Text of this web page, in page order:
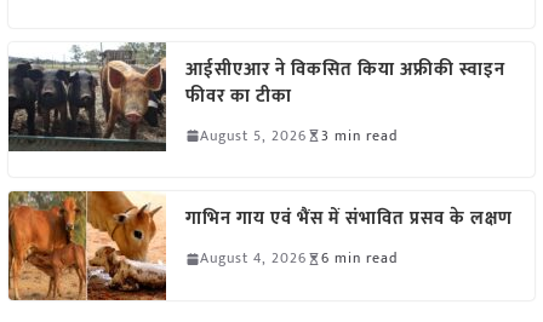
आईसीएआर ने विकसित किया अफ्रीकी स्वाइन
फीवर का टीका
August 5, 2026 3 min read
गाभिन गाय एवं भैंस में संभावित प्रसव के लक्षण
August 4, 2026 6 min read